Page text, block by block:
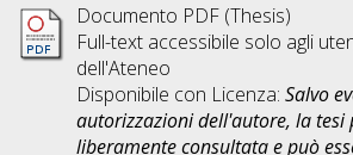
Documento PDF (Thesis)
Full-text accessibile solo agli
dell'Ateneo
Disponibile con Licenza: Salvo
autorizzazioni dell'autore, la tesi
liberamente consultata e può